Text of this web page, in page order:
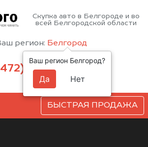
Скупка авто в Белгороде и во
всей Белгородской области
регион: Белгород
220-54-52
БЫСТРАЯ ПРОДАЖА
Ваш регион Белгород?
Да Нет